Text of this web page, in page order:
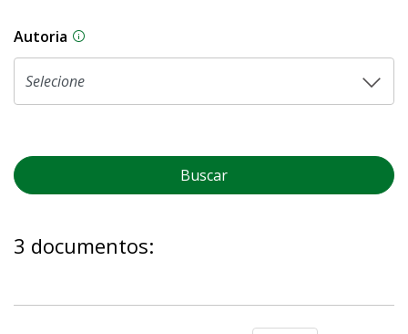
Autoria As proposições legislativas na CLDF podem
Buscar
3 documentos: